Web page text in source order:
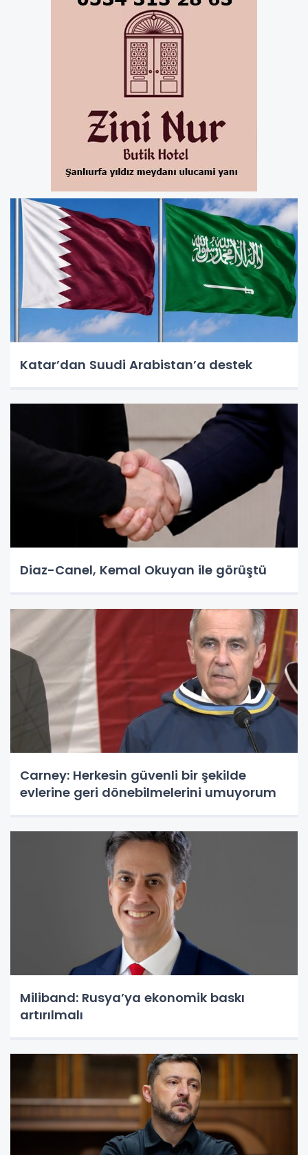
Katar’dan Suudi Arabistan’a destek
Diaz-Canel, Kemal Okuyan ile görüştü
Carney: Herkesin güvenli bir şekilde
evlerine geri dönebilmelerini umuyorum
Miliband: Rusya’ya ekonomik baskı
artırılmalı